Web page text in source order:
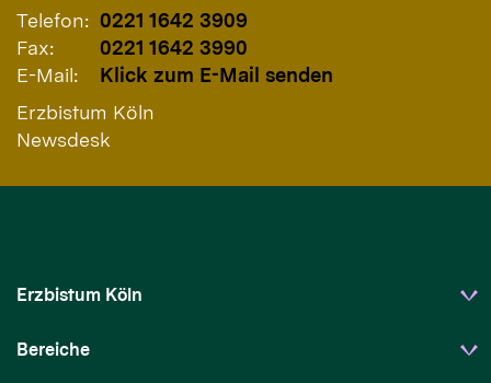
Telefon: 0221 1642 3909
Fax:
0221 1642 3990
E-Mail:
Klick zum E-Mail senden
Erzbistum Köln
Newsdesk
Erzbistum Köln
Bereiche